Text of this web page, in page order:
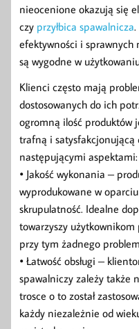
nieocenione okazują się
czy przyłbica spawalnicza
efektywności i sprawnych
są wygodne w
Klienci często mają
dostosowanych do ich
ogromną ilość produktów
trafną i satysfakcjonującą
następującymi aspektami:
• Jakość wykonania –
wyprodukowane w
skrupulatność. Idealne
towarzyszy
przy tym żadnego
• Łatwość obsługi –
spawalniczy zależy także
trosce o to został
każdy niezależnie od